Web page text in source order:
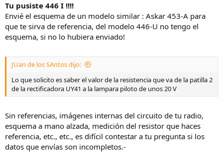
Tu pusiste 446 I !!!!
Envié el esquema de un modelo similar : Askar 453-A para
que te sirva de referencia, del modelo 446-U no tengo el
esquema, si no lo hubiera enviado!
JUan de los SAntos dijo:
Lo que solicito es saber el valor de la resistencia que va de la patilla 2
de la rectificadora UY41 a la lampara piloto de unos 20 V
Sin referencias, imágenes internas del circuito de tu radio,
esquema a mano alzada, medición del resistor que haces
referencia, etc., etc., es difícil contestar a tu pregunta si los
datos que envías son incompletos.-